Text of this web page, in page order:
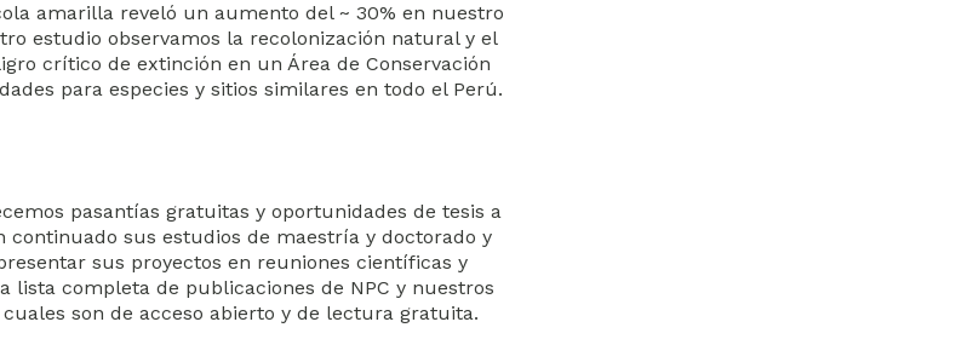
amarilla reveló un aumento del ~ 30% en nuestro
estudio observamos la recolonización natural y el
crítico de extinción en un Área de Conservación
para especies y sitios similares en todo el Perú.
pasantías gratuitas y oportunidades de tesis a
sus estudios de maestría y doctorado y
sus proyectos en reuniones científicas y
completa de publicaciones de NPC y nuestros
son de acceso abierto y de lectura gratuita.